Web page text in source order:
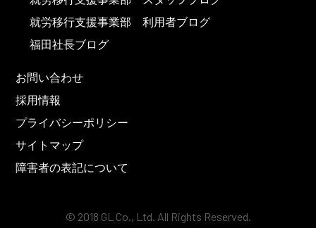
就労移行支援事業部 利用者ブログ
福田社長ブログ
お問い合わせ
採用情報
プライバシーポリシー
サイトマップ
障害者の表記について
© 2018 GL Co., Ltd. All Rights Reserved.